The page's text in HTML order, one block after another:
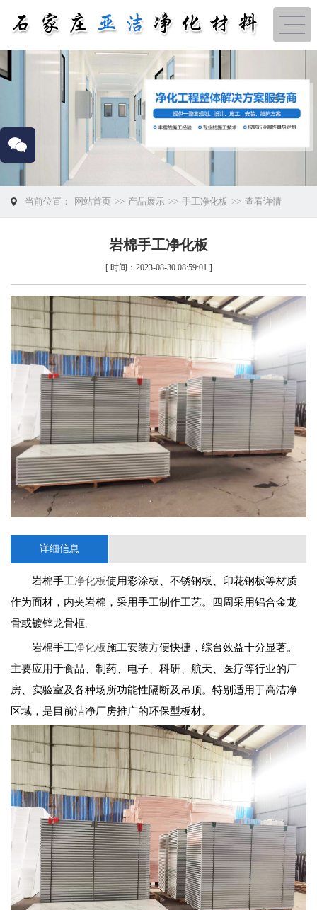
当前位置： 网站首页 >> 产品展示 >> 手工净化板 >> 查看详情
岩棉手工净化板
[ 时间：2023-08-30 08:59:01 ]
详细信息
岩棉手工净化板使用彩涂板、不锈钢板、印花钢板等材质
作为面材，内夹岩棉，采用手工制作工艺。四周采用铝合金龙
骨或镀锌龙骨框。
岩棉手工净化板施工安装方便快捷，综台效益十分显著。
主要应用于食品、制药、电子、科研、航天、医疗等行业的厂
房、实验室及各种场所功能性隔断及吊顶。特别适用于高洁净
区域，是目前洁净厂房推广的环保型板材。